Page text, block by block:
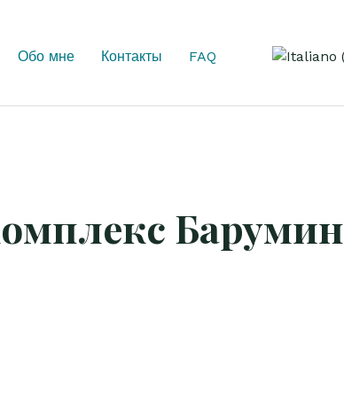
Обо мне Контакты FAQ Выберите